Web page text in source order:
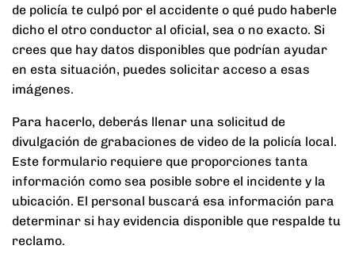
de policía te culpó por el accidente o qué pudo haberle
dicho el otro conductor al oficial, sea o no exacto. Si
crees que hay datos disponibles que podrían ayudar
en esta situación, puedes solicitar acceso a esas
imágenes.
Para hacerlo, deberás llenar una solicitud de
divulgación de grabaciones de video de la policía local.
Este formulario requiere que proporciones tanta
información como sea posible sobre el incidente y la
ubicación. El personal buscará esa información para
determinar si hay evidencia disponible que respalde tu
reclamo.